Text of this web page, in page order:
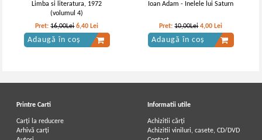
Limba si literatura, 1972
(volumul 4)
Pret:16,00Lei 6,40 Lei
Adaugă în coș
Ioan Adam - Inelele lui Saturn
Pret:10,00Lei 4,00 Lei
Adaugă în coș
Printre Carti
Carți la reducere
Arhivă carți
Informatii utile
Achizitii cărți
Achizitii viniluri, casete, CD/DVD